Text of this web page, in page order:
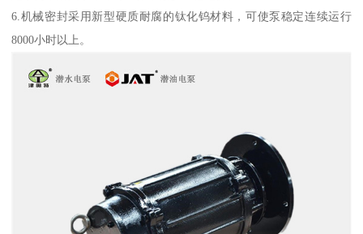
6.机械密封采用新型硬质耐腐的钛化钨材料，可使泵稳定连续运行
8000小时以上。